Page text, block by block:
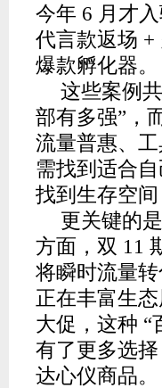
今年 6 月才
代言款返场 +
爆款孵化器。
这些案例
部有多强”，
流量普惠、
需找到适合
找到生存空间
更关键的
方面，双 11
将瞬时流量
正在丰富生
大促，这种 “
有了更多选
达心仪商品。